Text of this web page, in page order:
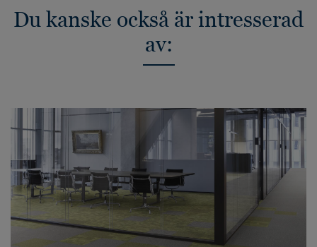
Du kanske också är intresserad
av: